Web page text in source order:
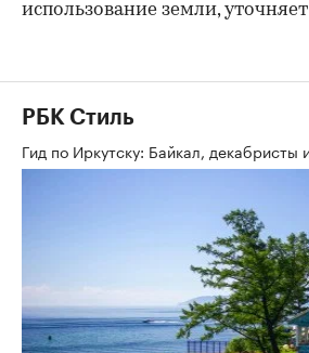
использование земли, уточняет
РБК Стиль
Гид по Иркутску: Байкал, декабристы